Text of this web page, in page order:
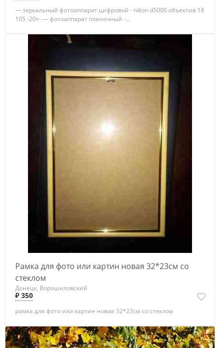
— зеркальный фотоаппарат цифровой - nikon d5000 объектив 18
105 -20т- — фотоаппарат пленочный -...
Рамка для фото или картин новая 32*23см со
стеклом
Донецк, Ворошиловский
₽ 350
рамка для фото или картин новая 32*23см со стеклом